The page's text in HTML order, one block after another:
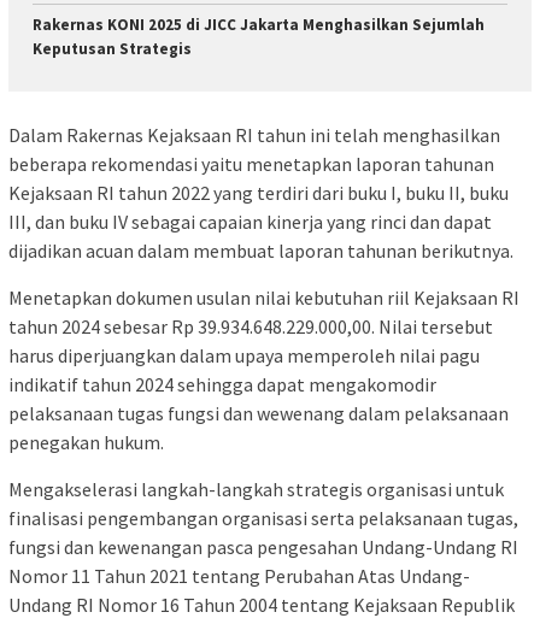
Rakernas KONI 2025 di JICC Jakarta Menghasilkan Sejumlah
Keputusan Strategis
Dalam Rakernas Kejaksaan RI tahun ini telah menghasilkan
beberapa rekomendasi yaitu menetapkan laporan tahunan
Kejaksaan RI tahun 2022 yang terdiri dari buku I, buku II, buku
III, dan buku IV sebagai capaian kinerja yang rinci dan dapat
dijadikan acuan dalam membuat laporan tahunan berikutnya.
Menetapkan dokumen usulan nilai kebutuhan riil Kejaksaan RI
tahun 2024 sebesar Rp 39.934.648.229.000,00. Nilai tersebut
harus diperjuangkan dalam upaya memperoleh nilai pagu
indikatif tahun 2024 sehingga dapat mengakomodir
pelaksanaan tugas fungsi dan wewenang dalam pelaksanaan
penegakan hukum.
Mengakselerasi langkah-langkah strategis organisasi untuk
finalisasi pengembangan organisasi serta pelaksanaan tugas,
fungsi dan kewenangan pasca pengesahan Undang-Undang RI
Nomor 11 Tahun 2021 tentang Perubahan Atas Undang-
Undang RI Nomor 16 Tahun 2004 tentang Kejaksaan Republik